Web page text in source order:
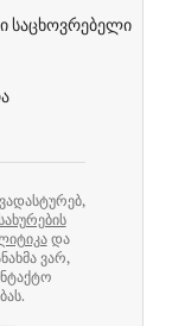
საცხოვრებელი
და
ვარ,